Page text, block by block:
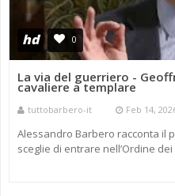
hd 0
La via del guerriero -
cavaliere a templare
tuttobarbero-it Feb 14,
Alessandro Barbero racconta il
sceglie di entrare nell’Ordine